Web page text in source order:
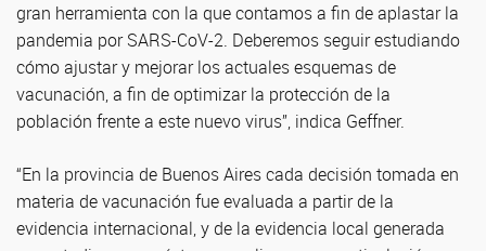
gran herramienta con la que contamos a fin de aplastar la
pandemia por SARS-CoV-2. Deberemos seguir estudiando
cómo ajustar y mejorar los actuales esquemas de
vacunación, a fin de optimizar la protección de la
población frente a este nuevo virus”, indica Geffner.
“En la provincia de Buenos Aires cada decisión tomada en
materia de vacunación fue evaluada a partir de la
evidencia internacional, y de la evidencia local generada